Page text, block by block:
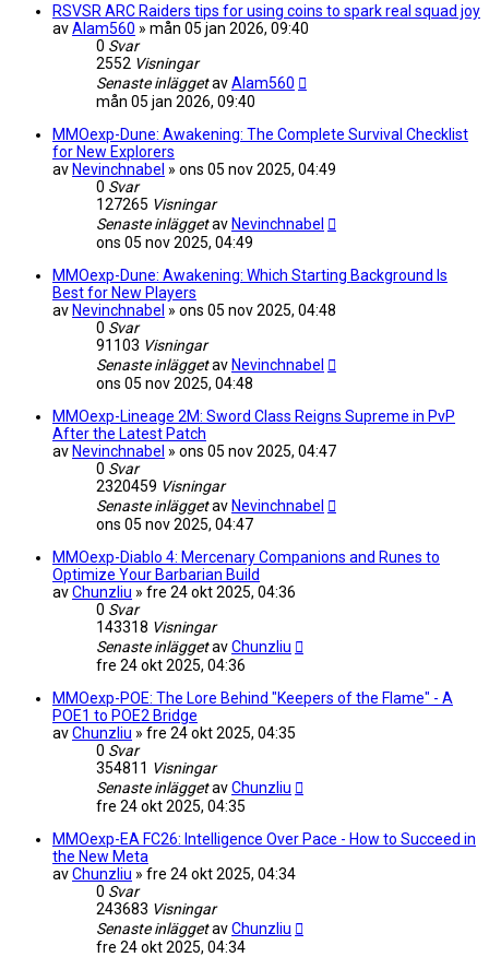
RSVSR ARC Raiders tips for using coins to spark real squad joy
avAlam560 » mån 05 jan 2026, 09:40
0 Svar
2552 Visningar
Senaste inläggetavAlam560
mån 05 jan 2026, 09:40
MMOexp-Dune: Awakening: The Complete Survival Checklist
for New Explorers
av Nevinchnabel » ons 05 nov 2025, 04:49
0 Svar
127265 Visningar
Senaste inläggetav Nevinchnabel
ons 05 nov 2025, 04:49
MMOexp-Dune: Awakening: Which Starting Background Is
Best for New Players
av Nevinchnabel » ons 05 nov 2025, 04:48
0 Svar
91103 Visningar
Senaste inläggetav Nevinchnabel
ons 05 nov 2025, 04:48
MMOexp-Lineage 2M: Sword Class Reigns Supreme in PvP
After the Latest Patch
av Nevinchnabel » ons 05 nov 2025, 04:47
0 Svar
2320459 Visningar
Senaste inläggetav Nevinchnabel
ons 05 nov 2025, 04:47
MMOexp-Diablo 4: Mercenary Companions and Runes to
Optimize Your Barbarian Build
avChunzliu » fre 24 okt 2025, 04:36
0 Svar
143318 Visningar
Senaste inläggetavChunzliu
fre 24 okt 2025, 04:36
MMOexp-POE: The Lore Behind "Keepers of the Flame" - A
POE1 to POE2 Bridge
avChunzliu » fre 24 okt 2025, 04:35
0 Svar
354811 Visningar
Senaste inläggetavChunzliu
fre 24 okt 2025, 04:35
MMOexp-EA FC26: Intelligence Over Pace - How to Succeed in
the New Meta
avChunzliu » fre 24 okt 2025, 04:34
0 Svar
243683 Visningar
Senaste inläggetavChunzliu
fre 24 okt 2025, 04:34